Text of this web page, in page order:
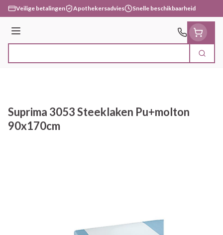
Ga naar de inhoud
Veilige betalingen Apothekersadvies Snelle beschikbaarheid
Menu
Zoek
Suprima 3053 Steeklaken Pu+molton
90x170cm